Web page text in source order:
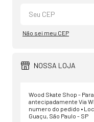
Não sei meu CEP
NOSSA LOJA
Wood Skate Shop -
antecipadamente Via
numero do pedido •
Guaçu, São Paulo - SP